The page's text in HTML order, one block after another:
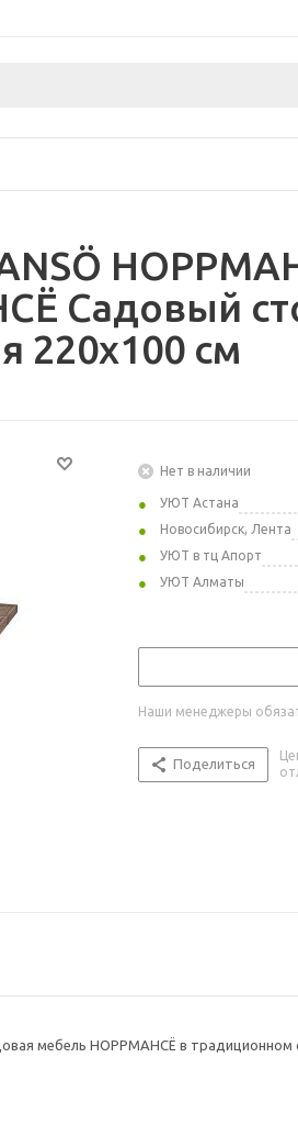
Садовый
220x100 см
Нет в наличии
УЮТ Астана
Новосибирск, Лента
УЮТ в тц Апорт
УЮТ Алматы
Наши менеджеры
Поделиться
мебель НОРРМАНСЁ в традиционном